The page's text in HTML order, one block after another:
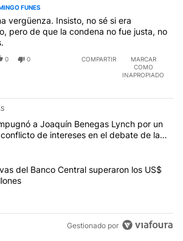
FUNES
vergüenza. Insisto, no sé si era
pero de que la condena no fue justa, no
0 0 COMPARTIR
MARCAR
COMO
INAPROPIADO
artículos con más comentarios en los
con el título "Di Tullio impugnó a
a Joaquín Benegas Lynch por un
de intereses en el debate de la
con el título "Las reservas del Banco
del Banco Central superaron los US$
Gestionado por